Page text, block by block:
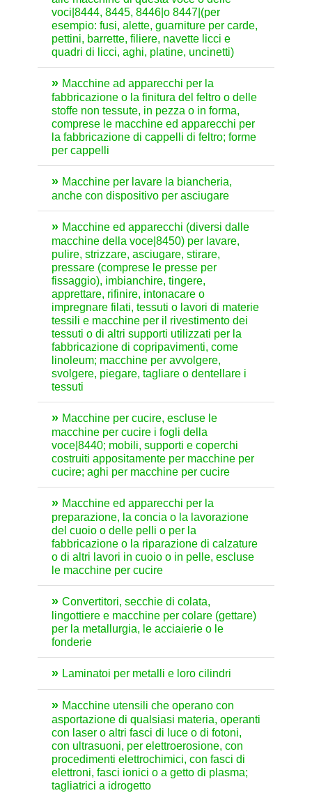
voci|8444, 8445, 8446|o 8447|(per
esempio: fusi, alette, guarniture per carde,
pettini, barrette, filiere, navette licci e
quadri di licci, aghi, platine, uncinetti)
Macchine ad apparecchi per la
fabbricazione o la finitura del feltro o delle
stoffe non tessute, in pezza o in forma,
comprese le macchine ed apparecchi per
la fabbricazione di cappelli di feltro; forme
per cappelli
Macchine per lavare la biancheria,
anche con dispositivo per asciugare
Macchine ed apparecchi (diversi dalle
macchine della voce|8450) per lavare,
pulire, strizzare, asciugare, stirare,
pressare (comprese le presse per
fissaggio), imbianchire, tingere,
apprettare, rifinire, intonacare o
impregnare filati, tessuti o lavori di materie
tessili e macchine per il rivestimento dei
tessuti o di altri supporti utilizzati per la
fabbricazione di copripavimenti, come
linoleum; macchine per avvolgere,
svolgere, piegare, tagliare o dentellare i
tessuti
Macchine per cucire, escluse le
macchine per cucire i fogli della
voce|8440; mobili, supporti e coperchi
costruiti appositamente per macchine per
cucire; aghi per macchine per cucire
Macchine ed apparecchi per la
preparazione, la concia o la lavorazione
del cuoio o delle pelli o per la
fabbricazione o la riparazione di calzature
o di altri lavori in cuoio o in pelle, escluse
le macchine per cucire
Convertitori, secchie di colata,
lingottiere e macchine per colare (gettare)
per la metallurgia, le acciaierie o le
fonderie
Laminatoi per metalli e loro cilindri
Macchine utensili che operano con
asportazione di qualsiasi materia, operanti
con laser o altri fasci di luce o di fotoni,
con ultrasuoni, per elettroerosione, con
procedimenti elettrochimici, con fasci di
elettroni, fasci ionici o a getto di plasma;
tagliatrici a idrogetto